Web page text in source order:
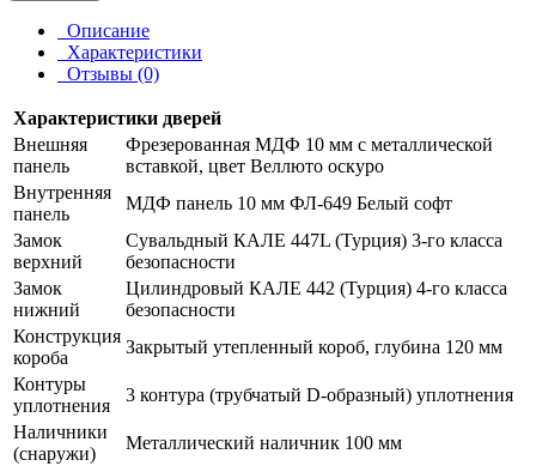
Описание
Характеристики
Отзывы (0)
Характеристики дверей
Внешняя
панель
Фрезерованная МДФ 10 мм с металлической
вставкой, цвет Веллюто оскуро
Внутренняя
панель
МДФ панель 10 мм ФЛ-649 Белый софт
Замок
верхний
Сувальдный КАЛЕ 447L (Турция) 3-го класса
безопасности
Замок
нижний
Цилиндровый КАЛЕ 442 (Турция) 4-го класса
безопасности
Конструкция
короба
Закрытый утепленный короб, глубина 120 мм
Контуры
уплотнения
3 контура (трубчатый D-образный) уплотнения
Наличники
(снаружи)
Металлический наличник 100 мм